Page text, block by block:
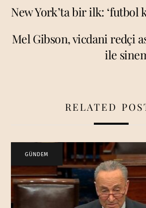
New York’ta bir ilk: ‘futbol
Mel Gibson, vicdani redçi
ile
RELATED
GÜNDEM